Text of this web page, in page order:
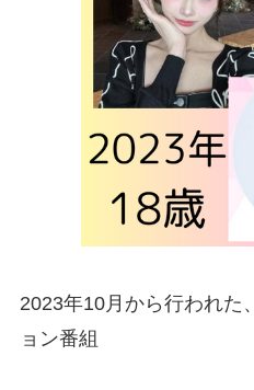
2023年10月から行われた
ョン番組